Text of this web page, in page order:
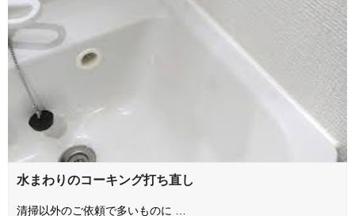
水まわりのコーキング打ち直し
清掃以外のご依頼で多いものに …